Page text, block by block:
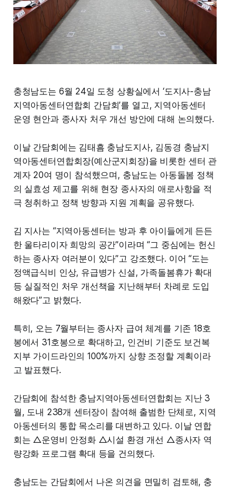
충청남도는 6월 24일 도청 상황실에서 ‘도지사-충남
지역아동센터연합회 간담회’를 열고, 지역아동센터
운영 현안과 종사자 처우 개선 방안에 대해 논의했다.
이날 간담회에는 김태흠 충남도지사, 김동경 충남지
역아동센터연합회장(예산군지회장)을 비롯한 센터 관
계자 20여 명이 참석했으며, 충남도는 아동돌봄 정책
의 실효성 제고를 위해 현장 종사자의 애로사항을 적
극 청취하고 정책 방향과 지원 계획을 공유했다.
김 지사는 “지역아동센터는 방과 후 아이들에게 든든
한 울타리이자 희망의 공간”이라며 “그 중심에는 헌신
하는 종사자 여러분이 있다”고 강조했다. 이어 “도는
정액급식비 인상, 유급병가 신설, 가족돌봄휴가 확대
등 실질적인 처우 개선책을 지난해부터 차례로 도입
해왔다”고 밝혔다.
특히, 오는 7월부터는 종사자 급여 체계를 기존 18호
봉에서 31호봉으로 확대하고, 인건비 기준도 보건복
지부 가이드라인의 100%까지 상향 조정할 계획이라
고 발표했다.
간담회에 참석한 충남지역아동센터연합회는 지난 3
월, 도내 238개 센터장이 참여해 출범한 단체로, 지역
아동센터의 통합 목소리를 대변하고 있다. 이날 연합
회는 △운영비 안정화 △시설 환경 개선 △종사자 역
량강화 프로그램 확대 등을 건의했다.
충남도는 간담회에서 나온 의견을 면밀히 검토해, 충